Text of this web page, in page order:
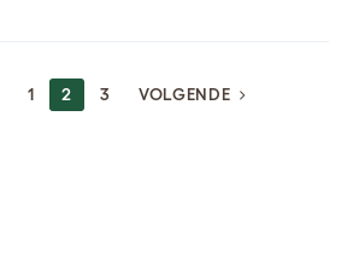
1 2 3 VOLGENDE